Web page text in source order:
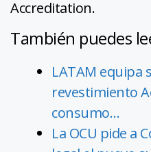
Accreditation.
También puedes
LATAM equipa
revestimiento
consumo…
La OCU pide a